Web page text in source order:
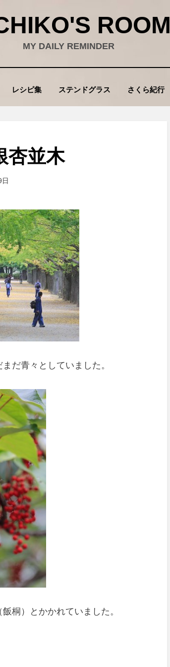
ROOM
MY DAILY REMINDER
レシピ集 ステンドグラス さくら紀行
杏並木
だ青々としていました。
桐）とかかれていました。